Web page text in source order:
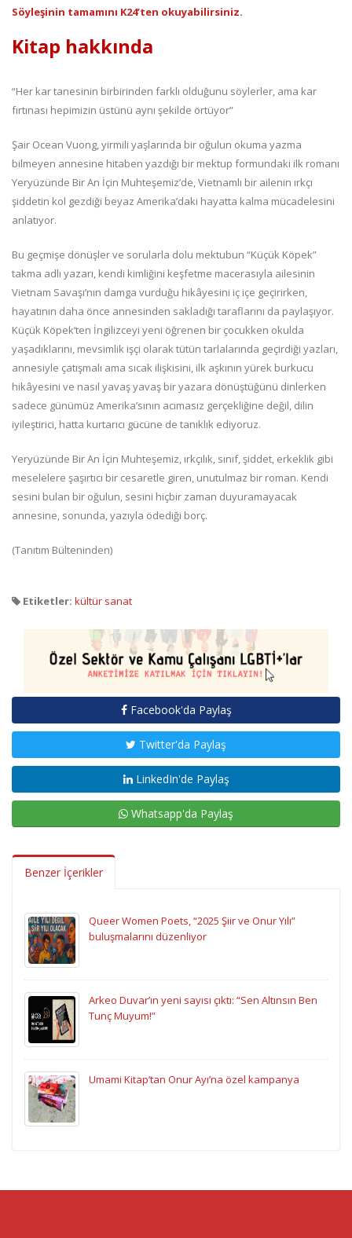
Söyleşinin tamamını K24’ten okuyabilirsiniz.
Kitap hakkında
“Her kar tanesinin birbirinden farklı olduğunu söylerler, ama kar
fırtınası hepimizin üstünü aynı şekilde örtüyor”
Şair Ocean Vuong, yirmili yaşlarında bir oğulun okuma yazma
bilmeyen annesine hitaben yazdığı bir mektup formundaki ilk romanı
Yeryüzünde Bir An İçin Muhteşemiz’de, Vietnamlı bir ailenin ırkçı
şiddetin kol gezdiği beyaz Amerika’daki hayatta kalma mücadelesini
anlatıyor.
Bu geçmişe dönüşler ve sorularla dolu mektubun “Küçük Köpek”
takma adlı yazarı, kendi kimliğini keşfetme macerasıyla ailesinin
Vietnam Savaşı’nın damga vurduğu hikâyesini iç içe geçirirken,
hayatının daha önce annesinden sakladığı taraflarını da paylaşıyor.
Küçük Köpek’ten İngilizceyi yeni öğrenen bir çocukken okulda
yaşadıklarını, mevsimlik işçi olarak tütün tarlalarında geçirdiği yazları,
annesiyle çatışmalı ama sıcak ilişkisini, ilk aşkının yürek burkucu
hikâyesini ve nasıl yavaş yavaş bir yazara dönüştüğünü dinlerken
sadece günümüz Amerika’sının acımasız gerçekliğine değil, dilin
iyileştirici, hatta kurtarıcı gücüne de tanıklık ediyoruz.
Yeryüzünde Bir An İçin Muhteşemiz, ırkçılık, sınıf, şiddet, erkeklik gibi
meselelere şaşırtıcı bir cesaretle giren, unutulmaz bir roman. Kendi
sesini bulan bir oğulun, sesini hiçbir zaman duyuramayacak
annesine, sonunda, yazıyla ödediği borç.
(Tanıtım Bülteninden)
Etiketler: kültür sanat
Facebook'da Paylaş
Twitter'da Paylaş
LinkedIn'de Paylaş
Whatsapp'da Paylaş
Benzer İçerikler
Queer Women Poets, “2025 Şiir ve Onur Yılı”
buluşmalarını düzenliyor
Arkeo Duvar’ın yeni sayısı çıktı: “Sen Altınsın Ben
Tunç Muyum!”
Umami Kitap’tan Onur Ayı’na özel kampanya